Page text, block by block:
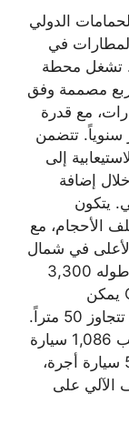
الدولي
المطارات في
تشغل محطة
مساحة 90,000 متر مربع مصممة وفق
مع قدرة
ملايين مسافر سنوياً. تتضمن
إلى
بحلول عام 2025 من خلال إضافة
يتكون
مختلف الأحجام، مع
85 متراً ليصبح الأعلى في شمال
أفريقيا. يضم المدرج الرئيسي الذي يبلغ طوله 3,300
متراً نظام هبوط آلي من الفئة CAT III-B يمكن
الطائرات من الهبوط في ظروف رؤية لا تتجاوز 50 متراً.
تشمل مرافق المواقف مساحات تستوعب 1,086 سيارة
خاصة و102 حافلة و11 حافلة صغيرة و52 سيارة أجرة،
الآلي على